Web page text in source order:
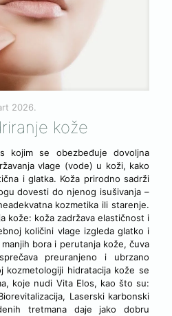
2026.
kože
kojim se obezbeđuje dovoljna
vlage (vode) u koži, kako
i glatka. Koža prirodno sadrži
dovesti do njenog isušivanja –
kozmetika ili starenje.
kože: koža zadržava elastičnost i
količini vlage izgleda glatko i
bora i perutanja kože, čuva
preuranjeno i ubrzano
hidratacija kože se
koje nudi Vita Elos, kao što su:
Laserski karbonski
tretmana daje jako dobru